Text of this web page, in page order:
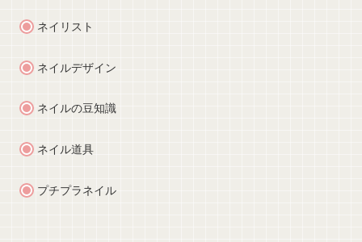
ネイリスト
ネイルデザイン
ネイルの豆知識
ネイル道具
プチプラネイル